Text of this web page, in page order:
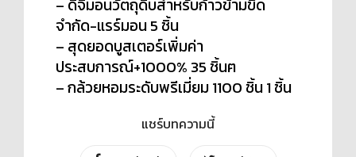
– ดิจิมอนวัตถุดิบสำหรับก้าวข้ามขีด
จำกัด-แรร์มอน 5 ชิ้น
– สุดยอดบูสเตอร์เพิ่มค่า
ประสบการณ์+1000% 35 ชิ้นฅ
– กล้วยหอมระดับพรีเมี่ยม 1100 ชิ้น 1 ชิ้น
แชร์บทความนี้